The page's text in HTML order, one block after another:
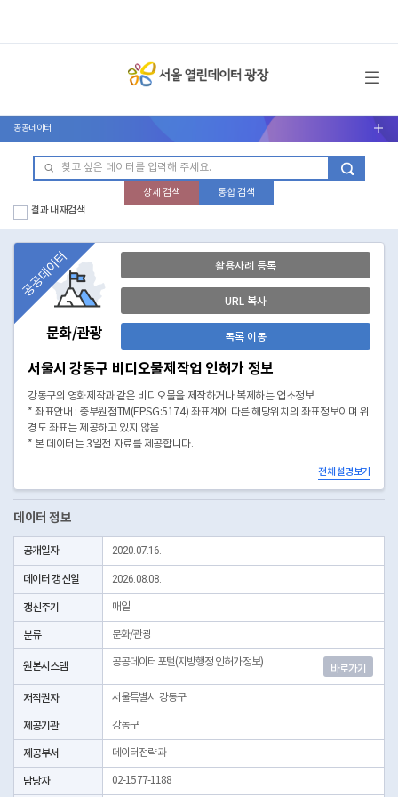
메뉴 열기
공공데이터 서브메뉴 열기
상세 검색
통합 검색
결과 내 재검색
문화/관광
공공데이터 활용사례 등록
URL 복사
목록 이동
서울시 강동구 비디오물제작업 인허가 정보
강동구의 영화제작과 같은 비디오물을 제작하거나 복제하는 업소정보
* 좌표안내 : 중부원점TM(EPSG:5174) 좌표계에 따른 해당위치의 좌표정보이며 위
경도 좌표는 제공하고 있지 않음
* 본 데이터는 3일전 자료를 제공합니다.
(https://data.seoul.go.kr/dataList/OA-22872/S/1/datasetView.do)전체 설명보기
데이터 정보
공개일자 2020.07.16.
데이터 갱신일 2026.08.08.
갱신주기 매일
분류 문화/관광
원본시스템 공공데이터포털(지방행정 인허가정보)
바로가기
저작권자 서울특별시 강동구
제공기관 강동구
제공부서 데이터전략과
담당자 02-1577-1188